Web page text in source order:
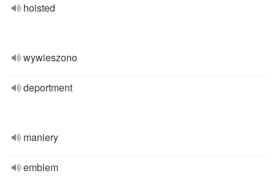
hoisted
wywieszono
deportment
maniery
emblem